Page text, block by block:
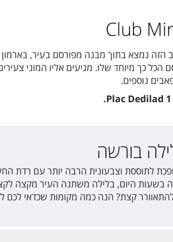
Club
הזה נמצא בתוך מבנה מפורסם בעיר, בארמון
הכל כך מיוחד שלו. מגיעים אליו המוני
נוספים.
Plac Dedilad 1
.
בורשה
לתוססת וצבעונית הרבה יותר עם רדת
בשעות היום, בלילה משתנה העיר מקצה
קצת? הנה כמה מקומות שכדאי לכם